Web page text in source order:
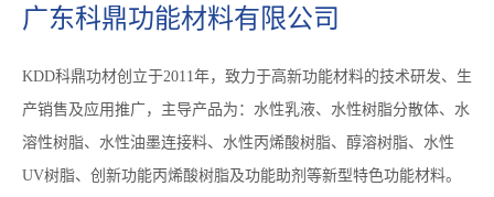
广东科鼎功能材料有限公司
KDD科鼎功材创立于2011年，致力于高新功能材料的技术研发、生
产销售及应用推广，主导产品为：水性乳液、水性树脂分散体、水
溶性树脂、水性油墨连接料、水性丙烯酸树脂、醇溶树脂、水性
UV树脂、创新功能丙烯酸树脂及功能助剂等新型特色功能材料。